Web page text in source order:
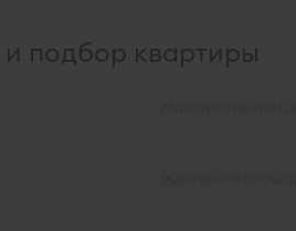
и подбор квартиры